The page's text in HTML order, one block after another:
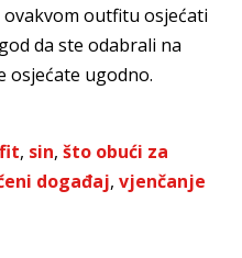
outfitu osjećati
da ste odabrali na
osjećate ugodno.
, sin, što obući za
događaj, vjenčanje